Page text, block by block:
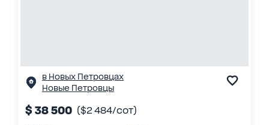
в Новых Петровцах
Новые Петровцы
$ 38 500 ($2 484/сот)